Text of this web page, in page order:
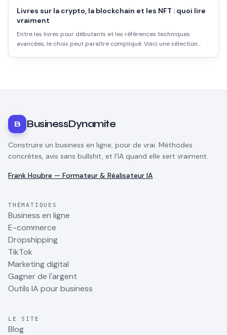
Livres sur la crypto, la blockchain et les NFT : quoi lire
vraiment
Entre les livres pour débutants et les références techniques
avancées, le choix peut paraître compliqué. Voici une sélection
B BusinessDynamite
Construire un business en ligne, pour de vrai. Méthodes
concrètes, avis sans bullshit, et l'IA quand elle sert vraiment.
Frank Houbre — Formateur & Réalisateur IA
THÉMATIQUES
Business en ligne
E-commerce
Dropshipping
TikTok
Marketing digital
Gagner de l'argent
Outils IA pour business
LE SITE
Blog